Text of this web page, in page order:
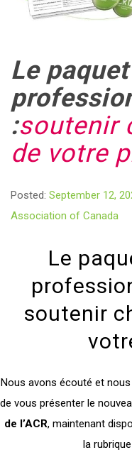
Le
:soutenir
de votre
Posted: September 12,
Association of Canada
Le
soutenir
Nous avons écouté et
de vous présenter le
de l’ACR, maintenant
la